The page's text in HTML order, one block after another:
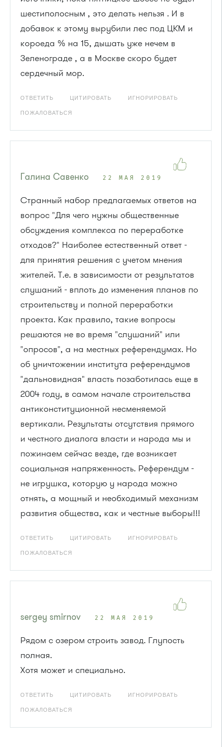
шестиполосным , это делать нельзя . И в
добавок к этому вырубили лес под ЦКМ и
короеда % на 15, дышать уже нечем в
Зеленограде , а в Москве скоро будет
сердечный мор.
ОТВЕТИТЬ ЦИТИРОВАТЬ ИГНОРИРОВАТЬ
ПОЖАЛОВАТЬСЯ
Галина Савенко 22 МАЯ 2019
Странный набор предлагаемых ответов на
вопрос "Для чего нужны общественные
обсуждения комплекса по переработке
отходов?" Наиболее естественный ответ -
для принятия решения с учетом мнения
жителей. Т.е. в зависимости от результатов
слушаний - вплоть до изменения планов по
строительству и полной переработки
проекта. Как правило, такие вопросы
решаются не во время "слушаний" или
"опросов", а на местных референдумах. Но
об уничтожении института референдумов
"дальновидная" власть позаботилась еще в
2004 году, в самом начале строительства
антиконституционной несменяемой
вертикали. Результаты отсутствия прямого
и честного диалога власти и народа мы и
пожинаем сейчас везде, где возникает
социальная напряженность. Референдум -
не игрушка, которую у народа можно
отнять, а мощный и необходимый механизм
развития общества, как и честные выборы!!!
ОТВЕТИТЬ ЦИТИРОВАТЬ ИГНОРИРОВАТЬ
ПОЖАЛОВАТЬСЯ
sergey smirnov 22 МАЯ 2019
Рядом с озером строить завод. Глупость
полная.
Хотя может и специально.
ОТВЕТИТЬ ЦИТИРОВАТЬ ИГНОРИРОВАТЬ
ПОЖАЛОВАТЬСЯ